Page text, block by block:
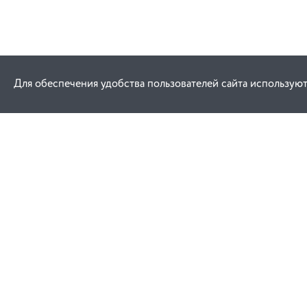
Для обеспечения удобства пользователей сайта